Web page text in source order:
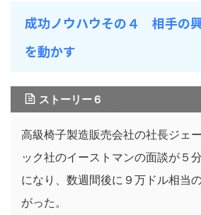
成功ノウハウその４ 相手の
を動かす
ストーリー６
高級椅子製造販売会社の社長ジェ
ック社のイーストマンの面談が５
になり、数週間後に９万ドル相当
がった。